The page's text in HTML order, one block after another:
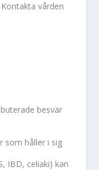
vården
besvär
som håller i sig
IBD, celiaki) kan